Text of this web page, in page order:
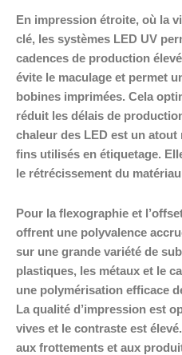
En impression étroite, où la
clé, les systèmes LED UV
cadences de production
évite le maculage et permet
bobines imprimées. Cela
réduit les délais de
chaleur des LED est un
fins utilisés en étiquetage.
le rétrécissement du
Pour la flexographie et
offrent une polyvalence
sur une grande variété de
plastiques, les métaux et le
une polymérisation efficace
La qualité d’impression est
vives et le contraste est
aux frottements et aux